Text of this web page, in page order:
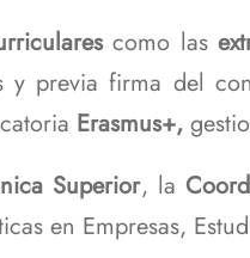
como las
y previa firma del
Erasmus+,
Superior, la
en Empresas,